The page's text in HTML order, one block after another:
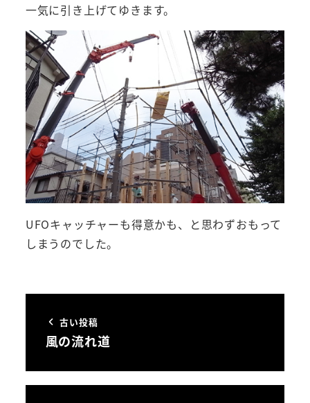
一気に引き上げてゆきます。
UFOキャッチャーも得意かも、と思わずおもって
しまうのでした。
古い投稿
風の流れ道